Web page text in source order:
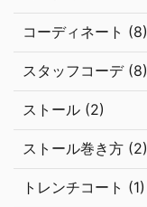
コーディネート (8)
スタッフコーデ (8)
ストール (2)
ストール巻き方 (2)
トレンチコート (1)